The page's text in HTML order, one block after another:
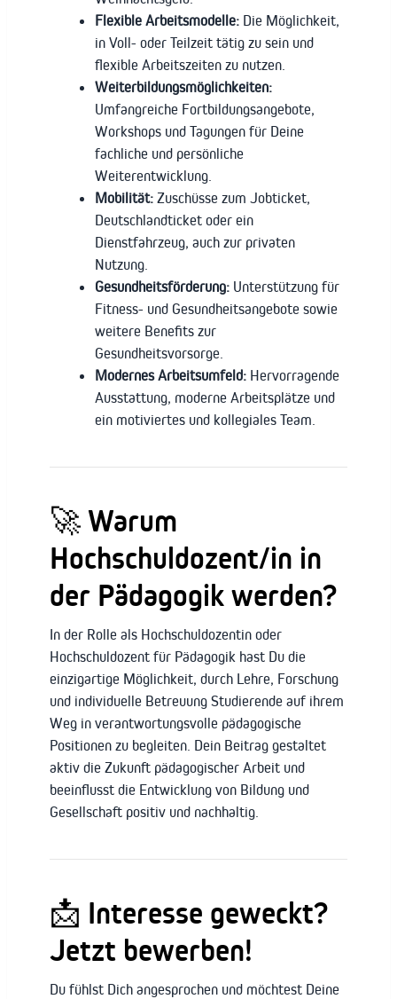
Flexible Arbeitsmodelle: Die Möglichkeit,
in Voll- oder Teilzeit tätig zu sein und
flexible Arbeitszeiten zu nutzen.
Weiterbildungsmöglichkeiten:
Umfangreiche Fortbildungsangebote,
Workshops und Tagungen für Deine
fachliche und persönliche
Weiterentwicklung.
Mobilität: Zuschüsse zum Jobticket,
Deutschlandticket oder ein
Dienstfahrzeug, auch zur privaten
Nutzung.
Gesundheitsförderung: Unterstützung für
Fitness- und Gesundheitsangebote sowie
weitere Benefits zur
Gesundheitsvorsorge.
Modernes Arbeitsumfeld: Hervorragende
Ausstattung, moderne Arbeitsplätze und
ein motiviertes und kollegiales Team.
🚀 Warum
Hochschuldozent/in in
der Pädagogik werden?
In der Rolle als Hochschuldozentin oder
Hochschuldozent für Pädagogik hast Du die
einzigartige Möglichkeit, durch Lehre, Forschung
und individuelle Betreuung Studierende auf ihrem
Weg in verantwortungsvolle pädagogische
Positionen zu begleiten. Dein Beitrag gestaltet
aktiv die Zukunft pädagogischer Arbeit und
beeinflusst die Entwicklung von Bildung und
Gesellschaft positiv und nachhaltig.
📩 Interesse geweckt?
Jetzt bewerben!
Du fühlst Dich angesprochen und möchtest Deine